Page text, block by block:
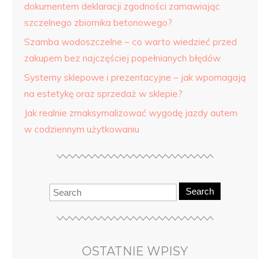
dokumentem deklaracji zgodności zamawiając
szczelnego zbiornika betonowego?
Szamba wodoszczelne – co warto wiedzieć przed
zakupem bez najczęściej popełnianych błędów
Systemy sklepowe i prezentacyjne – jak wpomagają
na estetykę oraz sprzedaż w sklepie?
Jak realnie zmaksymalizować wygodę jazdy autem
w codziennym użytkowaniu
Search
OSTATNIE WPISY